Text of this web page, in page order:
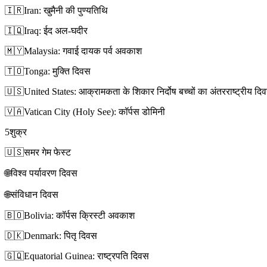
🇮🇷Iran: खुमैनी की पुण्यतिथि
🇮🇶Iraq: ईद अल-घदीर
🇲🇾Malaysia: गवाई दायक पर्व अवकाश
🇹🇴Tonga: मुक्ति दिवस
🇺🇸United States: आक्रामकता के शिकार निर्दोष बच्चों का अंतरराष्ट्रीय
🇻🇦Vatican City (Holy See): कॉर्पस डोमिनी
5शुक्र
🇺🇸समर गेम फेस्ट
🌐विश्व पर्यावरण दिवस
🌐संविधान दिवस
🇧🇴Bolivia: कॉर्पस क्रिस्टी अवकाश
🇩🇰Denmark: पितृ दिवस
🇬🇶Equatorial Guinea: राष्ट्रपति दिवस